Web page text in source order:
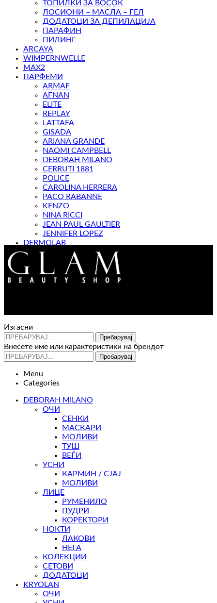
ТОПИЛКИ ЗА ВОСОК
ЛОСИОНИ – МАСЛА – ГЕЛ
ДОДАТОЦИ ЗА ДЕПИЛАЦИЈА
ПАРАФИН
ПИЛИНГ
ARCAYA
WIMPERNWELLE
MAX2
ПАРФЕМИ
ARMAF
AFNAN
ELITE
REPLAY
LATTAFA
GISADA
ARIANA GRANDE
NAOMI CAMPBELL
DEBORAH MILANO
CERRUTI 1881
POLICE
CAROLINA HERRERA
PACO RABANNE
KENZO
NINA RICCI
JEAN PAUL GAULTIER
JENNIFER LOPEZ
DERMOLAB
МАГАЗИН
Изгасни
Пребарувај
Внесете име или карактеристики на брендот
Пребарувај
Menu
Categories
DEBORAH MILANO
ОЧИ
СЕНКИ
МАСКАРИ
МОЛИВИ
ТУШ
ВЕЃИ
УСНИ
КАРМИН / СЈАЈ
МОЛИВИ
ЛИЦЕ
РУМЕНИЛО
ПУДРИ
КОРЕКТОРИ
НОКТИ
ЛАКОВИ
НЕГА
КОЛЕКЦИИ
СЕТОВИ
ДОДАТОЦИ
KRYOLAN
ОЧИ